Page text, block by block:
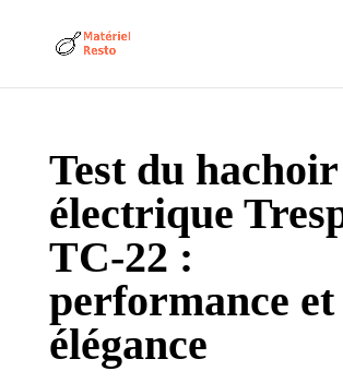
Test du hachoir
électrique
TC-22 :
performance et
élégance